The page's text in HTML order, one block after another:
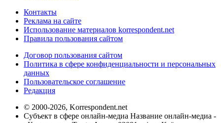
Контакты
Реклама на сайте
Использование материалов korrespondent.net
Правила пользования сайтом
Договор пользования сайтом
Политика в сфере конфиденциальности и персональных
данных
Пользовательское соглашение
Редакция
© 2000-2026, Korrespondent.net
Субъект в сфере онлайн-медиа Название онлайн-медиа -